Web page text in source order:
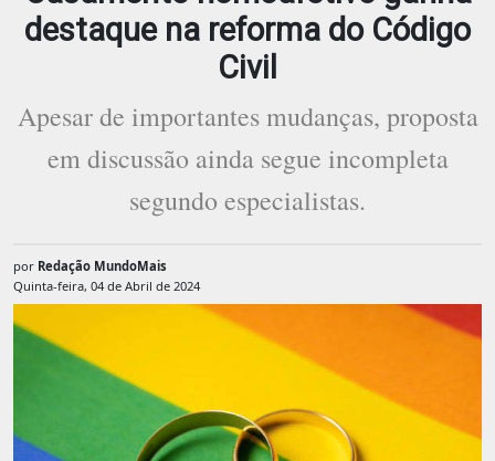
destaque na reforma do Código
Civil
Apesar de importantes mudanças, proposta
em discussão ainda segue incompleta
segundo especialistas.
por Redação MundoMais
Quinta-feira, 04 de Abril de 2024